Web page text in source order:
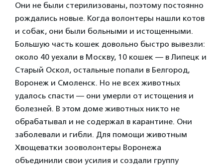
Они не были стерилизованы, поэтому постоянно
рождались новые. Когда волонтеры нашли котов
и собак, они были больными и истощенными.
Большую часть кошек довольно быстро вывезли:
около 40 уехали в Москву, 10 кошек — в Липецк и
Старый Оскол, остальные попали в Белгород,
Воронеж и Смоленск. Но не всех животных
удалось спасти — они умерли от истощения и
болезней. В этом доме животных никто не
обрабатывал и не содержал в карантине. Они
заболевали и гибли. Для помощи животным
Хвощеватки зооволонтеры Воронежа
объединили свои усилия и создали группу